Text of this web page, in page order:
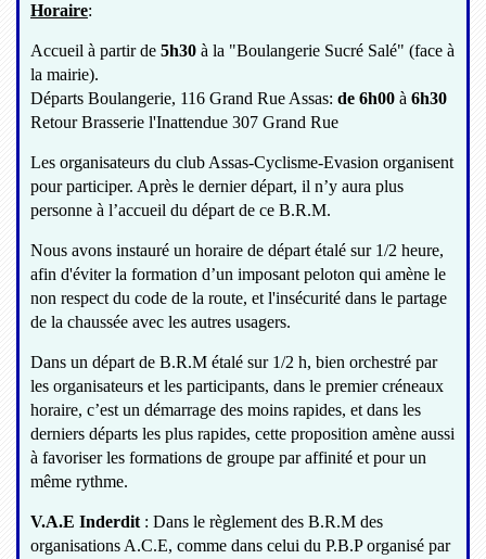
Horaire:
Accueil à partir de 5h30 à la "Boulangerie Sucré Salé" (face à
la mairie).
Départs Boulangerie, 116 Grand Rue Assas: de 6h00 à 6h30
Retour Brasserie l'Inattendue 307 Grand Rue
Les organisateurs du club Assas-Cyclisme-Evasion organisent
pour participer. Après le dernier départ, il n’y aura plus
personne à l’accueil du départ de ce B.R.M.
Nous avons instauré un horaire de départ étalé sur 1/2 heure,
afin d'éviter la formation d’un imposant peloton qui amène le
non respect du code de la route, et l'insécurité dans le partage
de la chaussée avec les autres usagers.
Dans un départ de B.R.M étalé sur 1/2 h, bien orchestré par
les organisateurs et les participants, dans le premier créneaux
horaire, c’est un démarrage des moins rapides, et dans les
derniers départs les plus rapides, cette proposition amène aussi
à favoriser les formations de groupe par affinité et pour un
même rythme.
V.A.E Inderdit : Dans le règlement des B.R.M des
organisations A.C.E, comme dans celui du P.B.P organisé par